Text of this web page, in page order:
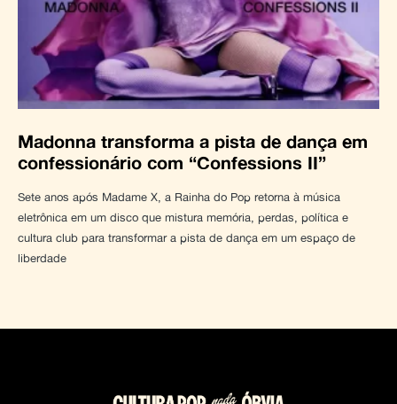
Madonna transforma a pista de dança em
confessionário com “Confessions II”
Sete anos após Madame X, a Rainha do Pop retorna à música
eletrônica em um disco que mistura memória, perdas, política e
cultura club para transformar a pista de dança em um espaço de
liberdade